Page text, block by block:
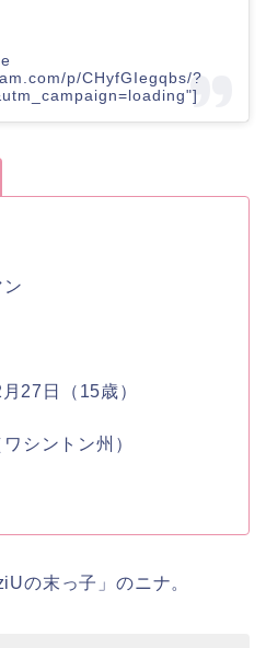
p/CHyfGIegqbs/?
27日 （15歳）
シントン州）
の末っ子 」のニナ。